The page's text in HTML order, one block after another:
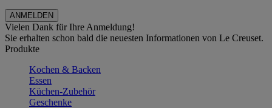
Vielen Dank für Ihre Anmeldung!
Sie erhalten schon bald die neuesten Informationen von Le Creuset.
Produkte
Kochen & Backen
Essen
Küchen-Zubehör
Geschenke